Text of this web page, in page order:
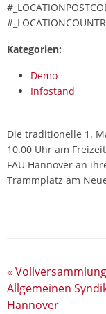
Kategorien:
Demo
Infostand
Die traditionelle 1.
10.00 Uhr am
FAU Hannover an
Trammplatz am
«
Allgemeinen
Hannover